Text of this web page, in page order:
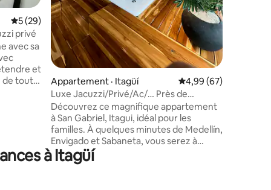
Note moyenne de 5 sur 5, 29 commentaires
5 (29)
privé
avec sa
et
de tout
📍
parc
Appartement · Itagüí Note moyenne de
4,99 (67)
Luxe Jacuzzi/Privé/Ac/… Près de
Medellín
Découvrez ce magnifique appartement
à San Gabriel, Itagui, idéal pour les
familles. À quelques minutes de Medellín,
Envigado et Sabaneta, vous serez à
proximité des restaurants, des
supermarchés, des bars, des magasins et
à Itagüí